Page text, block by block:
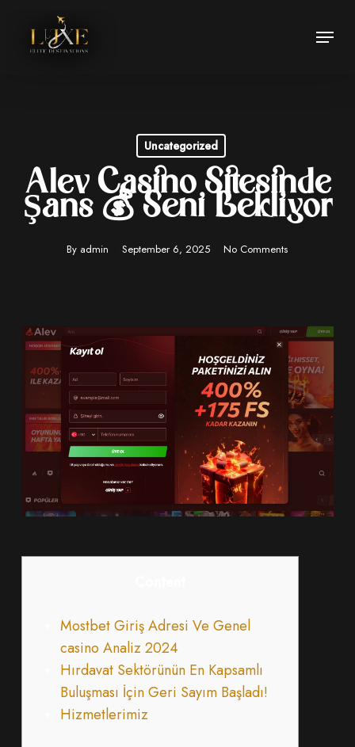
Menu
Uncategorized
Alev Casino Sitesinde
Şans 💰 Seni Bekliyor
By admin September 6, 2025 No Comments
Mostbet Giriş Adresi Ve Genel
casino Analiz 2024
Hırdavat Sektörünün En Kapsamlı
Buluşması İçin Geri Sayım Başladı!
Hizmetlerimiz
Close